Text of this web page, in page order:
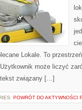
Lokale. To
może liczyć
związany […]
POWRÓT DO AKTYWNOŚCI